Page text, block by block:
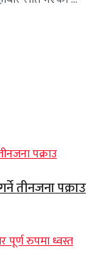
तीनजना पक्राउ